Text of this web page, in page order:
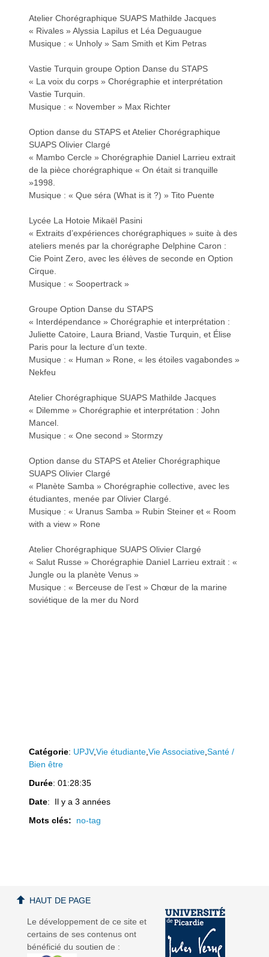
é
o
é
o
Atelier Chorégraphique SUAPS Mathilde Jacques
« Rivales » Alyssia Lapilus et Léa Deguaugue
Musique : « Unholy » Sam Smith et Kim Petras
Vastie Turquin groupe Option Danse du STAPS
« La voix du corps » Chorégraphie et interprétation
Vastie Turquin.
Musique : « November » Max Richter
Option danse du STAPS et Atelier Chorégraphique
SUAPS Olivier Clargé
« Mambo Cercle » Chorégraphie Daniel Larrieu extrait
de la pièce chorégraphique « On était si tranquille
»1998.
Musique : « Que séra (What is it ?) » Tito Puente
Lycée La Hotoie Mikaël Pasini
« Extraits d’expériences chorégraphiques » suite à des
ateliers menés par la chorégraphe Delphine Caron :
Cie Point Zero, avec les élèves de seconde en Option
Cirque.
Musique : « Soopertrack »
Groupe Option Danse du STAPS
« Interdépendance » Chorégraphie et interprétation :
Juliette Catoire, Laura Briand, Vastie Turquin, et Élise
Paris pour la lecture d’un texte.
Musique : « Human » Rone, « les étoiles vagabondes »
Nekfeu
Atelier Chorégraphique SUAPS Mathilde Jacques
« Dilemme » Chorégraphie et interprétation : John
Mancel.
Musique : « One second » Stormzy
Option danse du STAPS et Atelier Chorégraphique
SUAPS Olivier Clargé
« Planète Samba » Chorégraphie collective, avec les
étudiantes, menée par Olivier Clargé.
Musique : « Uranus Samba » Rubin Steiner et « Room
with a view » Rone
Atelier Chorégraphique SUAPS Olivier Clargé
« Salut Russe » Chorégraphie Daniel Larrieu extrait : «
Jungle ou la planète Venus »
Musique : « Berceuse de l’est » Chœur de la marine
soviétique de la mer du Nord
Catégorie: UPJV,Vie étudiante ,Vie Associative ,Santé /
Bien être
Durée: 01:28:35
Date: Il y a 3 années
Mots clés: no-tag
Le développement de ce site et
certains de ses contenus ont
bénéficié du soutien de :
HAUT DE PAGE